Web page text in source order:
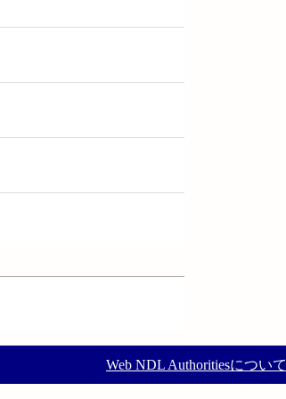
Web NDL Authoritiesについて